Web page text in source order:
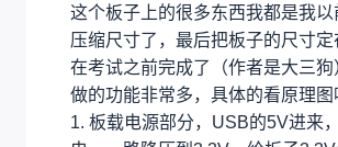
这个板子上的很多东西我都是我
压缩尺寸了，最后把板子的尺寸
在考试之前完成了（作者是大三狗
做的功能非常多，具体的看原理图
1. 板载电源部分，USB的5V进来